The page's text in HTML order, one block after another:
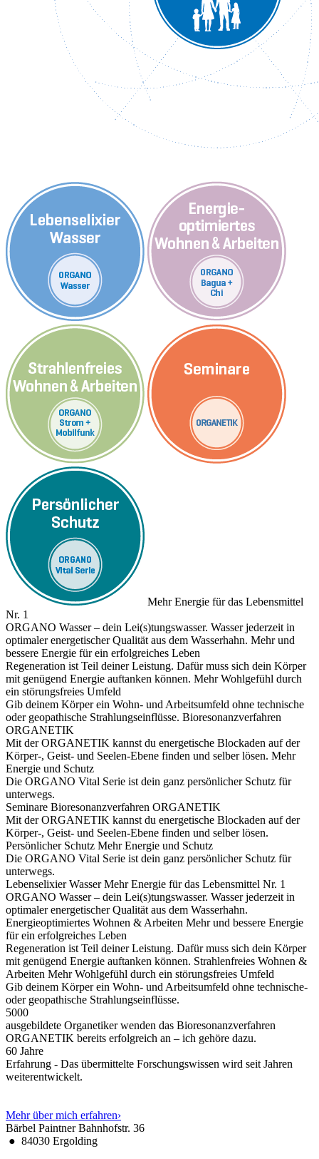
Mehr Energie für das Lebensmittel
Nr. 1
ORGANO Wasser – dein Lei(s)tungswasser. Wasser jederzeit in
optimaler energetischer Qualität aus dem Wasserhahn. Mehr und
bessere Energie für ein erfolgreiches Leben
Regeneration ist Teil deiner Leistung. Dafür muss sich dein Körper
mit genügend Energie auftanken können. Mehr Wohlgefühl durch
ein störungsfreies Umfeld
Gib deinem Körper ein Wohn- und Arbeitsumfeld ohne technische
oder geopathische Strahlungseinflüsse. Bioresonanzverfahren
ORGANETIK
Mit der ORGANETIK kannst du energetische Blockaden auf der
Körper-, Geist- und Seelen-Ebene finden und selber lösen. Mehr
Energie und Schutz
Die ORGANO Vital Serie ist dein ganz persönlicher Schutz für
unterwegs.
Seminare Bioresonanzverfahren ORGANETIK
Mit der ORGANETIK kannst du energetische Blockaden auf der
Körper-, Geist- und Seelen-Ebene finden und selber lösen.
Persönlicher Schutz Mehr Energie und Schutz
Die ORGANO Vital Serie ist dein ganz persönlicher Schutz für
unterwegs.
Lebenselixier Wasser Mehr Energie für das Lebensmittel Nr. 1
ORGANO Wasser – dein Lei(s)tungswasser. Wasser jederzeit in
optimaler energetischer Qualität aus dem Wasserhahn.
Energieoptimiertes Wohnen & Arbeiten Mehr und bessere Energie
für ein erfolgreiches Leben
Regeneration ist Teil deiner Leistung. Dafür muss sich dein Körper
mit genügend Energie auftanken können. Strahlenfreies Wohnen &
Arbeiten Mehr Wohlgefühl durch ein störungsfreies Umfeld
Gib deinem Körper ein Wohn- und Arbeitsumfeld ohne technische-
oder geopathische Strahlungseinflüsse.
5000
ausgebildete Organetiker wenden das Bioresonanzverfahren
ORGANETIK bereits erfolgreich an – ich gehöre dazu.
60 Jahre
Erfahrung - Das übermittelte Forschungswissen wird seit Jahren
weiterentwickelt.
Mehr über mich erfahren›
Bärbel PaintnerBahnhofstr. 36
● 84030 Ergolding